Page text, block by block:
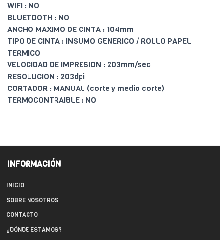
WIFI : NO
BLUETOOTH : NO
ANCHO MAXIMO DE CINTA : 104mm
TIPO DE CINTA : INSUMO GENERICO / ROLLO PAPEL
TERMICO
VELOCIDAD DE IMPRESION : 203mm/sec
RESOLUCION : 203dpi
CORTADOR : MANUAL (corte y medio corte)
TERMOCONTRAIBLE : NO
INFORMACIÓN
INICIO
SOBRE NOSOTROS
CONTACTO
¿DÓNDE ESTAMOS?